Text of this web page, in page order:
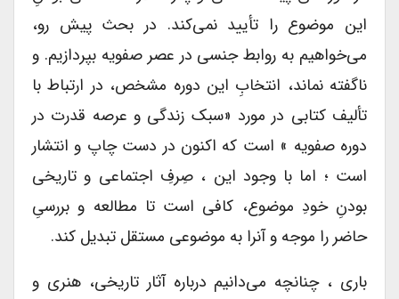
این موضوع را تأیید نمی‌کند. در بحث پیش رو،
می‌خواهیم به روابط جنسی در عصر صفویه بپردازیم. و
ناگفته نماند، انتخابِ این دوره مشخص، در ارتباط با
تألیف کتابی در مورد «سبک زندگی و عرصه قدرت در
دوره صفویه » است که اکنون در دست چاپ و انتشار
است ؛ اما با وجود این ، صِرفِ اجتماعی و تاریخی
بودنِ خودِ موضوع، کافی است تا مطالعه و بررسیِ
حاضر را موجه و آنرا به موضوعی مستقل تبدیل کند.
باری ، چنانچه می‌دانیم درباره آثار تاریخی، هنری و